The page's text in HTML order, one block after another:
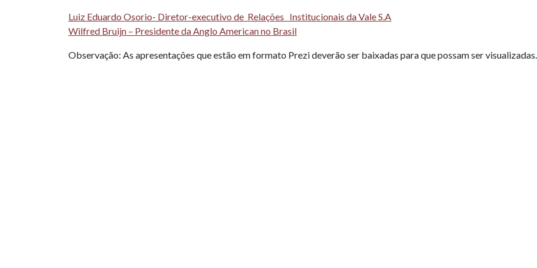
Luiz Eduardo Osorio- Diretor-executivo de Relações Institucionais da Vale S.A
Wilfred Bruijn – Presidente da Anglo American no Brasil
Observação: As apresentações que estão em formato Prezi deverão ser baixadas para que possam ser